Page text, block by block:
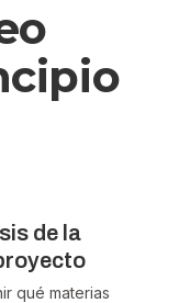
de la
qué materias